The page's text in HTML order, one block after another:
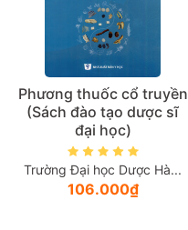
Phương thuốc cổ truyền
(Sách đào tạo dược sĩ
đại học)
Trường Đại học Dược Hà...
106.000₫